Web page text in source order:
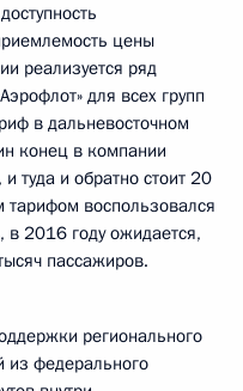
цены
реализуется ряд
для всех групп
в дальневосточном
конец в компании
туда и обратно стоит 20
воспользовался
2016 году ожидается,
пассажиров.
регионального
из федерального